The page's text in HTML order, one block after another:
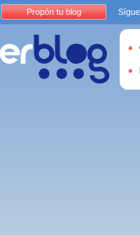
Propón tu blog